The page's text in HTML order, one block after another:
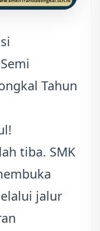
Tahun
tiba. SMK
jalur